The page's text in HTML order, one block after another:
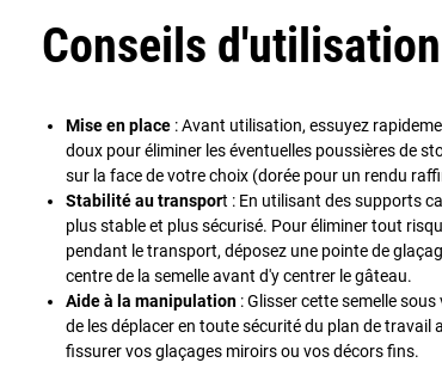
Conseils
Mise en place : Avant utilisation, essuyez
doux pour éliminer les éventuelles poussières de
sur la face de votre choix (dorée pour un rendu
Stabilité au transport : En utilisant des supports
plus stable et plus sécurisé. Pour éliminer tout
pendant le transport, déposez une pointe de
centre de la semelle avant d'y centrer le gâteau.
Aide à la manipulation : Glisser cette semelle
de les déplacer en toute sécurité du plan de travail
fissurer vos glaçages miroirs ou vos décors fins.